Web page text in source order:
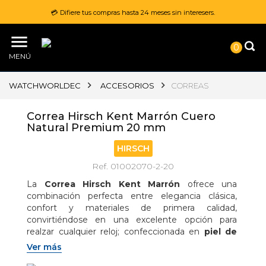
💳 Difiere tus compras hasta 24 meses sin interesers.
MENÚ
0
WATCHWORLDEC ACCESORIOS CORREAS
Correa Hirsch Kent Marrón Cuero
Natural Premium 20 mm
HIRSCH
Ref. 01002070-2-20
La Correa Hirsch Kent Marrón ofrece una
combinación perfecta entre elegancia clásica,
confort y materiales de primera calidad,
convirtiéndose en una excelente opción para
realzar cualquier reloj; confeccionada en piel de
becerro italiana curtida vegetalmente
presenta una textura fina y un acabado natural que
Ver más